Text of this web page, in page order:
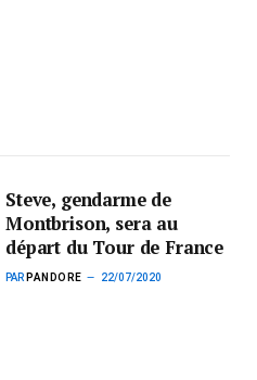
Steve, gendarme de
Montbrison, sera au
départ du Tour de France
PAR PANDORE 22/07/2020